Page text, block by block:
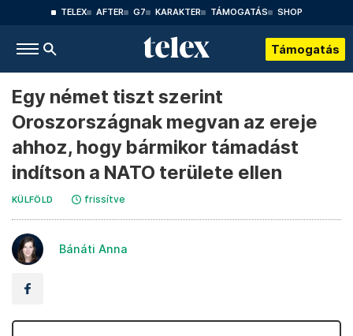
TELEX AFTER G7 KARAKTER TÁMOGATÁS SHOP
Támogatás
Egy német tiszt szerint
Oroszországnak megvan az ereje
ahhoz, hogy bármikor támadást
indítson a NATO területe ellen
KÜLFÖLD frissítve
Bánáti Anna